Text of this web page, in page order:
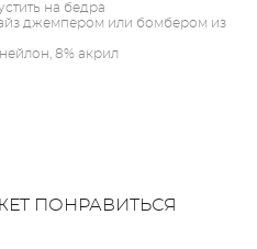
на бедра
джемпером или бомбером из
8% акрил
ПОНРАВИТЬСЯ